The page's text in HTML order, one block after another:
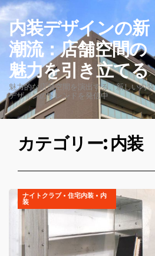
内装デザインの新
潮流：店舗空間の
魅力を引き立てる
魅力的な店舗空間を演出する、新しい内装
デザインのトレンドを発信中
カテゴリー: 内装
ナイトクラブ• 住宅内装 • 内
装